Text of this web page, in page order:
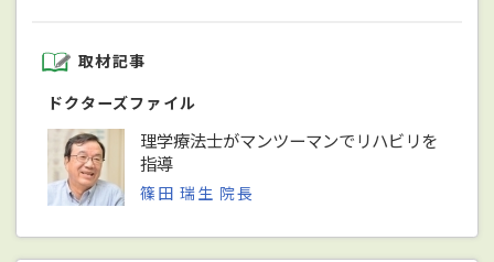
取材記事
ドクターズファイル
理学療法士がマンツーマンでリハビリを
指導
篠田 瑞生 院長